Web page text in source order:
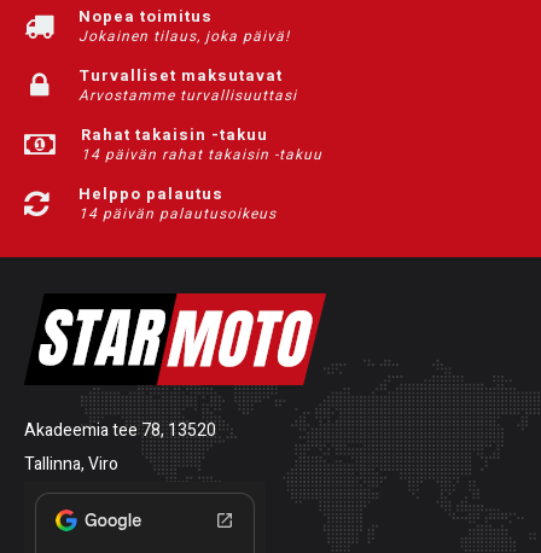
Nopea toimitus
Jokainen tilaus, joka päivä!
Turvalliset maksutavat
Arvostamme turvallisuuttasi
Rahat takaisin -takuu
14 päivän rahat takaisin -takuu
Helppo palautus
14 päivän palautusoikeus
Akadeemia tee 78, 13520
Tallinna, Viro